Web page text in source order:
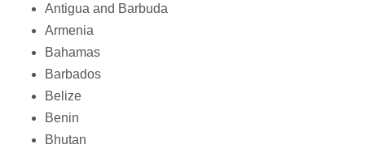
Antigua and Barbuda
Armenia
Bahamas
Barbados
Belize
Benin
Bhutan